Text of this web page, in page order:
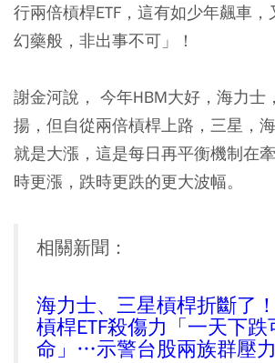
行兩倍槓桿ETF，這有如少年飆車
幻藥般，非出事不可」！
謝金河說， 今年HBM大好，海力士
揚，但自從兩倍槓桿上路，三星，
就是大漲，這是每日再平衡機制在
時更漲，跌時更跌的更大波幅。
相關新聞：
海力士、三星槓桿折斷了
槓桿ETF殺傷力「一天下
命」…示警台股兩族群壓